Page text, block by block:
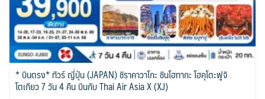
1 1
ARE ดูไบ, UAE 0 UZB อุซเบกิสถาน 4
VNM เวียดนาม 31 ตะวันออกกลาง 0
YEM เยเมน 0 จอร์แดน - อียิปต์ 4
RUS รัสเซีย 3 สแกนดิเนเวีย 7
SVN สโลวิเนีย 2
ESP สเปน 4 CHE สวิตเซอร์แลนด์ 8
TUR ตุรเคีย 13 UKR ยูเครน 0
UK อังกฤษ+สหราชอาณาจักร
8
* บินตรง* ทัวร์ ญี่ปุ่น (JAPAN) ชิราคาวาโกะ ชินโฮทากะ โฮคุโตะฟูจิ
โตเกียว 7 วัน 4 คืน บินกับ Thai Air Asia X (XJ)